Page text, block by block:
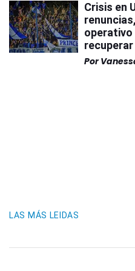
Crisis en
operativo
Por
LAS MÁS LEIDAS